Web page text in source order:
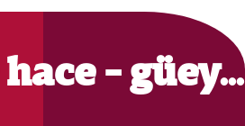
- güey…